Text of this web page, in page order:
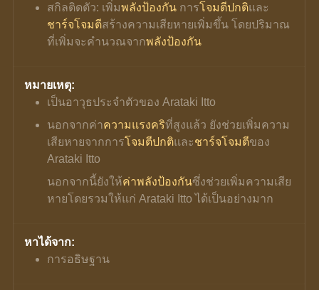
สกิลติดตัว: เพิ่มพลังป้องกัน การโจมตีปกติและ
ชาร์จโจมตีสร้างความเสียหายเพิ่มขึ้น โดยปริมาณ
ที่เพิ่มจะคำนวณจากพลังป้องกัน
หมายเหตุ:
เป็นอาวุธประจำตัวของ Arataki Itto
นอกจากค่าความแรงคริที่สูงแล้ว ยังช่วยเพิ่มความ
เสียหายจากการโจมตีปกติและชาร์จโจมตีของ
Arataki Itto
นอกจากนี้ยังให้ค่าพลังป้องกันซึ่งช่วยเพิ่มความเสีย
หายโดยรวมให้แก่ Arataki Itto ได้เป็นอย่างมาก
หาได้จาก:
การอธิษฐาน